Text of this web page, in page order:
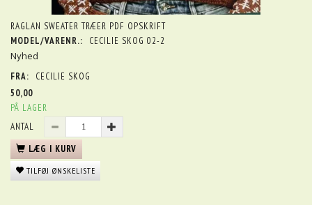
RAGLAN SWEATER TRÆER PDF OPSKRIFT
MODEL/VARENR.:
CECILIE SKOG 02-2
Nyhed
FRA:
CECILIE SKOG
50,00
PÅ LAGER
ANTAL
LÆG I KURV
TILFØJ ØNSKELISTE